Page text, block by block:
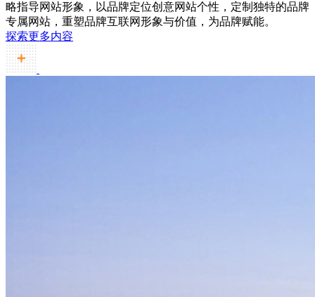
略指导网站形象，以品牌定位创意网站个性，定制独特的品牌
专属网站，重塑品牌互联网形象与价值，为品牌赋能。
探索更多内容